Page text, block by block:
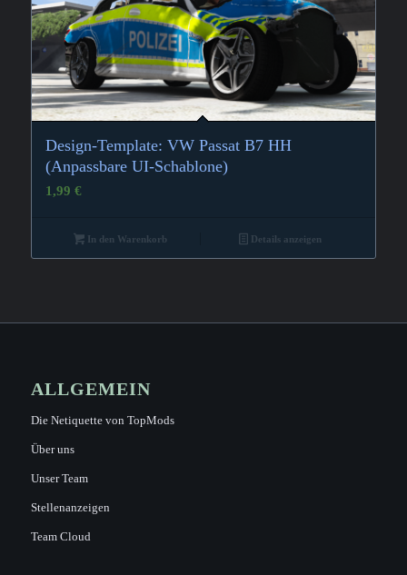
Design-Template: VW Passat B7 HH
(Anpassbare UI-Schablone)
1,99 €
In den Warenkorb Details anzeigen
ALLGEMEIN
Die Netiquette von TopMods
Über uns
Unser Team
Stellenanzeigen
Team Cloud